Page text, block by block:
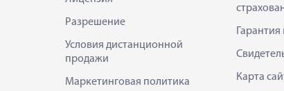
Разрешение
Условия дистанционной
продажи
Маркетинговая политика
Гарантия
Карта